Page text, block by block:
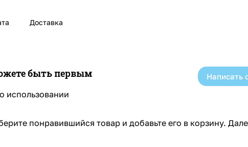
Доставка
быть первым
использовании
Написать
понравившийся товар и добавьте его в корзину.